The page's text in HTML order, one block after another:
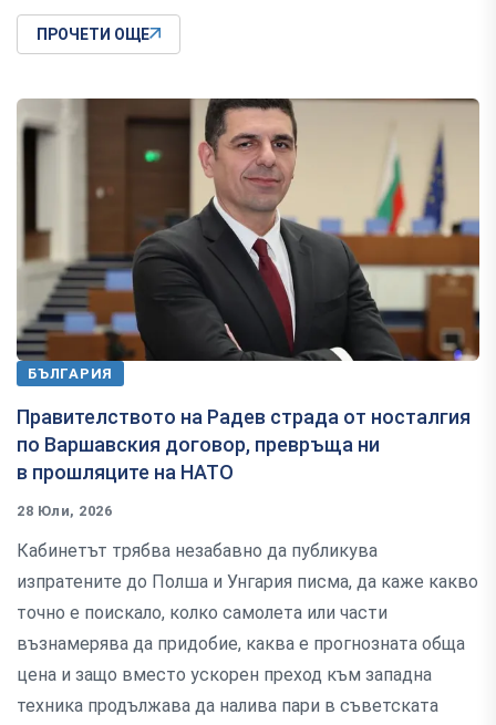
ПРОЧЕТИ ОЩЕ
БЪЛГАРИЯ
Правителството на Радев страда от носталгия
по Варшавския договор, превръща ни
в прошляците на НАТО
28 Юли, 2026
Кабинетът трябва незабавно да публикува
изпратените до Полша и Унгария писма, да каже какво
точно е поискало, колко самолета или части
възнамерява да придобие, каква е прогнозната обща
цена и защо вместо ускорен преход към западна
техника продължава да налива пари в съветската